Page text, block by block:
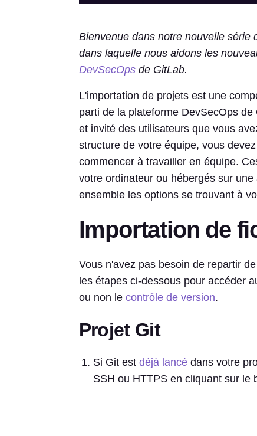
Bienvenue dans notre nouvelle série
dans laquelle nous aidons les
DevSecOpsde GitLab.
L'importation de projets est une
parti de la plateforme DevSecOps
et invité des utilisateurs que vous
structure de votre équipe, vous
commencer à travailler en équipe.
votre ordinateur ou hébergés sur
ensemble les options se trouvant à
Importation de
Vous n'avez pas besoin de repartir
les étapes ci-dessous pour accéder
ou non le contrôle de version.
Projet Git
Si Git est déjà lancédans votre
SSH ou HTTPS en cliquant sur le